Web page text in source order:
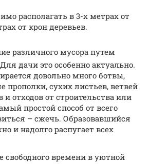
располагать в 3-х метрах от
от крон деревьев.
различного мусора путем
дачи это особенно актуально.
довольно много ботвы,
прополки, сухих листьев, ветвей
и отходов от строительства или
простой способ от всего
– сжечь. Образовавшийся
и надолго распугает всех
свободного времени в уютной